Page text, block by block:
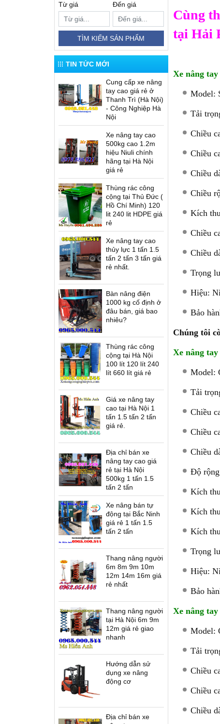
Từ giá Đến giá
TÌM KIẾM SẢN PHẨM
TIN TỨC MỚI
Cung cấp xe nâng
tay cao giá rẻ ở
Thanh Trì (Hà Nội)
- Công Nghiệp Hà
Nội
Xe nâng tay cao
500kg cao 1.2m
hiệu Niuli chính
hãng tại Hà Nội
giá rẻ
Thùng rác công
cộng tại Thủ Đức (
Hồ Chí Minh) 120
lit 240 lit HDPE giá
rẻ
Xe nâng tay cao
thủy lực 1 tấn 1.5
tấn 2 tấn 3 tấn giá
rẻ nhất.
Bàn nâng điện
1000 kg cố định ở
đâu bán, giá bao
nhiêu?
Thùng rác công
cộng tại Hà Nội
100 lít 120 lít 240
lít 660 lít giá rẻ
Giá xe nâng tay
cao tại Hà Nội 1
tấn 1.5 tấn 2 tấn
giá rẻ.
Địa chỉ bán xe
nâng tay cao giá
rẻ tại Hà Nội
500kg 1 tấn 1.5
tấn 2 tấn
Xe nâng bán tự
động tại Bắc Ninh
giá rẻ 1 tấn 1.5
tấn 2 tấn
Thang nâng người
6m 8m 9m 10m
12m 14m 16m giá
rẻ nhất
Thang nâng người
tại Hà Nội 6m 9m
12m giá rẻ giao
nhanh
Hướng dẫn sử
dụng xe nâng
động cơ
Địa chỉ bán xe
Cùng
tại Hải
Xe nâng
Model:
Tải
Chiều
Chiều
Chiều
Chiều
Kích
Chiều
Chiều
Trọng
Hiệu:
Bảo
Chúng tôi
Xe nâng
Model:
Tải
Chiều
Chiều
Chiều
Độ
Kích
Kích
Kích
Trọng
Hiệu:
Bảo
Xe nâng
Model:
Tải
Chiều
Chiều
Chiều
Xe nâng điện cao đứng lái
D12/16 Series
Xe nâng dầu Nexen -
U.K(G7)
Thang nâng người SWP
Bàn nâng điện cao ELT